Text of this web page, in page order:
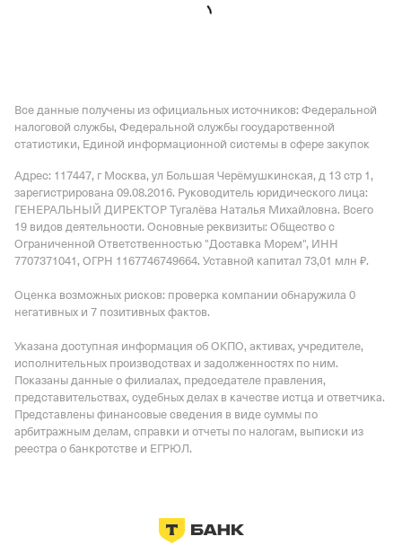
Все данные получены из официальных источников: Федеральной
налоговой службы, Федеральной службы государственной
статистики, Единой информационной системы в сфере закупок
Адрес: 117447, г Москва, ул Большая Черёмушкинская, д 13 стр 1,
зарегистрирована 09.08.2016. Руководитель юридического лица:
ГЕНЕРАЛЬНЫЙ ДИРЕКТОР Тугалёва Наталья Михайловна. Всего
19 видов деятельности. Основные реквизиты: Общество с
Ограниченной Ответственностью "Доставка Морем", ИНН
7707371041, ОГРН 1167746749664. Уставной капитал 73,01 млн ₽.
Оценка возможных рисков: проверка компании обнаружила 0
негативных и 7 позитивных фактов.
Указана доступная информация об ОКПО, активах, учредителе,
исполнительных производствах и задолженностях по ним.
Показаны данные о филиалах, председателе правления,
представительствах, судебных делах в качестве истца и ответчика.
Представлены финансовые сведения в виде суммы по
арбитражным делам, справки и отчеты по налогам, выписки из
реестра о банкротстве и ЕГРЮЛ.